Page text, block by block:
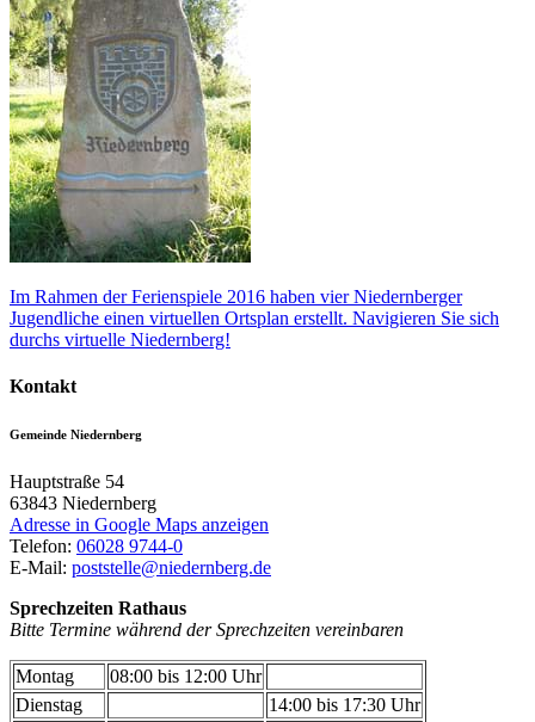
Im Rahmen der Ferienspiele 2016 haben vier Niedernberger
Jugendliche einen virtuellen Ortsplan erstellt. Navigieren Sie sich
durchs virtuelle Niedernberg!
Kontakt
Gemeinde Niedernberg
Hauptstraße 54
63843 Niedernberg
Adresse in Google Maps anzeigen
Telefon: 06028 9744-0
E-Mail: poststelle@niedernberg.de
Sprechzeiten Rathaus
Bitte Termine während der Sprechzeiten vereinbaren
Montag
08:00 bis 12:00 Uhr
Dienstag
14:00 bis 17:30 Uhr